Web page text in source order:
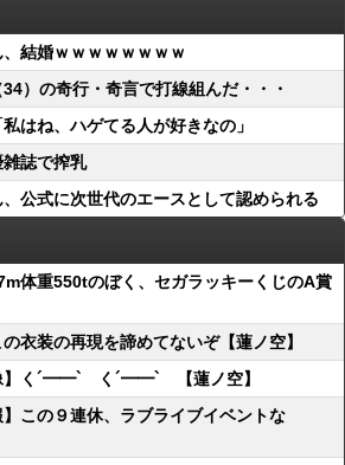
、結婚ｗｗｗｗｗｗｗｗ
34）の奇行・奇言で打線組んだ・・・
はね、ハゲてる人が好きなの」
雑誌で搾乳
、公式に次世代のエースとして認められる
体重550tのぼく、セガラッキーくじのA賞
衣装の再現を諦めてないぞ【蓮ノ空】
】く´━━`ゝく´━━`ゝ【蓮ノ空】
】この９連休、ラブライブイベントな